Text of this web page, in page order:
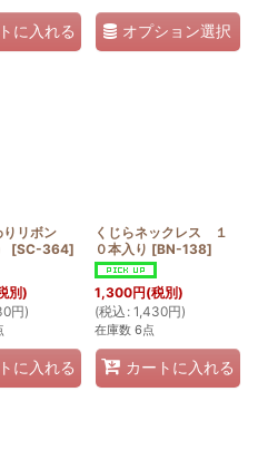
に入れる オプション選択
りリボン
[SC-364]
別)
円)
に入れる
くじらネックレス １
０本入り [BN-138]
1,300円(税別)
(税込 : 1,430円)
在庫数 6点
カートに入れる